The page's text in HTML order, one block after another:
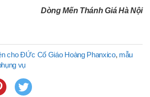
Dòng Mến Thánh Giá Hà Nội
cho ĐỨc Cố Giáo Hoàng Phanxico, mẫu
vụ